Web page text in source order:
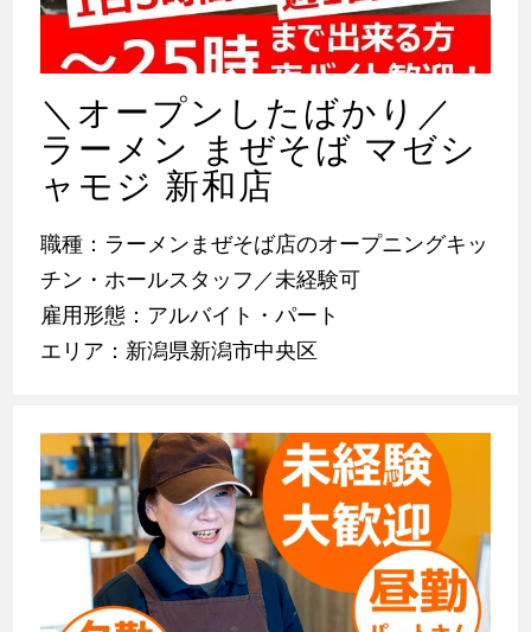
＼オープンしたばかり／
ラーメン まぜそば マゼシ
ャモジ 新和店
職種：ラーメンまぜそば店のオープニングキッ
チン・ホールスタッフ／未経験可
雇用形態：アルバイト・パート
エリア：新潟県新潟市中央区